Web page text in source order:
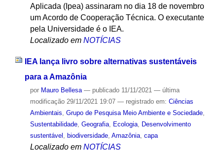
Aplicada (Ipea) assinaram no dia 18 de novembro
um Acordo de Cooperação Técnica. O executante
pela Universidade é o IEA.
Localizado em NOTÍCIAS
IEA lança livro sobre alternativas sustentáveis
para a Amazônia
por Mauro Bellesa — publicado11/11/2021 — última
modificação29/11/2021 19:07 — registrado em: Ciências
Ambientais Grupo de Pesquisa Meio Ambiente e Sociedade,
Sustentabilidade, Geografia, Ecologia,
Desenvolvimento
sustentável
biodiversidade, Amazônia, capa
Localizado em NOTÍCIAS